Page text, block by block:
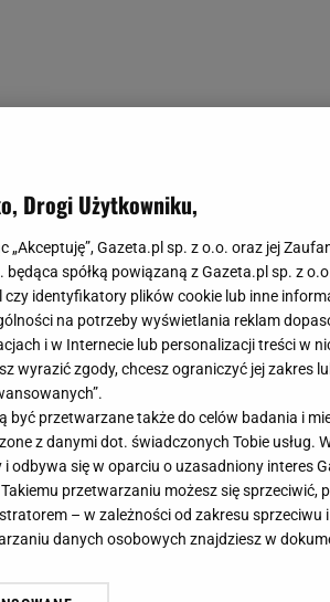
soulu zginęła
Drogi Użytkowniku,
„Akceptuję”, Gazeta.pl sp. z o.o. oraz jej
będąca spółką powiązaną z Gazeta.pl sp. z
czy identyfikatory plików cookie lub inne
na potrzeby wyświetlania reklam
i w Internecie lub personalizacji treści w
wyrazić zgody, chcesz ograniczyć jej zakres
być przetwarzane także do celów badania i
z danymi dot. świadczonych Tobie usług.
odbywa się w oparciu o uzasadniony interes
przetwarzaniu możesz się sprzeciwić,
– w zależności od zakresu
danych osobowych znajdziesz w